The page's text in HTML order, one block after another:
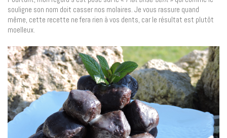
souligne son nom doit casser nos molaires. Je vous rassure quand
même, cette recette ne fera rien à vos dents, car le résultat est plutôt
moelleux.